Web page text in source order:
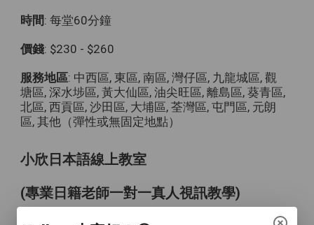
時間: 每堂60分鐘
價錢: $230 - $260
服務地區: 中西區, 東區, 南區, 灣仔區, 九龍城區, 觀
塘區, 深水埗區, 黃大仙區, 油尖旺區, 離島區, 葵青區,
北區, 西貢區, 沙田區, 大埔區, 荃灣區, 屯門區, 元朗
區, 其他（彈性或無固定地點）
小欣日本語線上教室
(專業日籍老師一對一真人視訊教學)